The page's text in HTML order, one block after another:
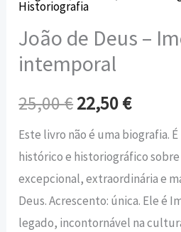
Historiografia
João de Deus –
intemporal
25,00€22,50€
Este livro não é uma biografia.
histórico e historiográfico sobre
excepcional, extraordinária e
Deus. Acrescento: única. Ele é
legado, incontornável na